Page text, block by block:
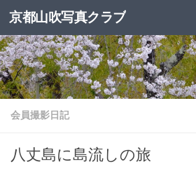
コンテンツへスキップ
京都山吹写真クラブ
会員撮影日記
八丈島に島流しの旅